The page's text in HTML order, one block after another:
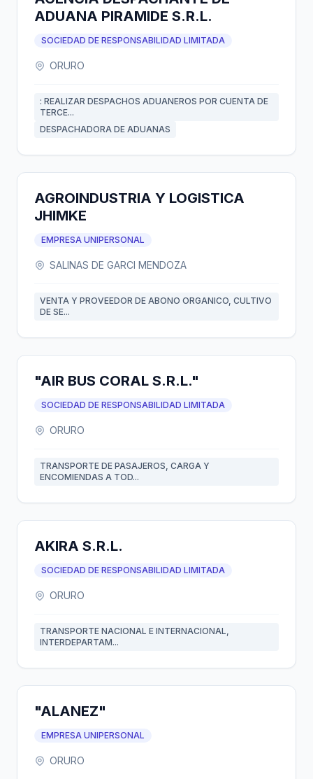
ADUANA PIRAMIDE S.R.L.
SOCIEDAD DE RESPONSABILIDAD LIMITADA
ORURO
: REALIZAR DESPACHOS ADUANEROS POR CUENTA DE
TERCE...
DESPACHADORA DE ADUANAS
AGROINDUSTRIA Y LOGISTICA
JHIMKE
EMPRESA UNIPERSONAL
SALINAS DE GARCI MENDOZA
VENTA Y PROVEEDOR DE ABONO ORGANICO, CULTIVO
DE SE...
"AIR BUS CORAL S.R.L."
SOCIEDAD DE RESPONSABILIDAD LIMITADA
ORURO
TRANSPORTE DE PASAJEROS, CARGA Y
ENCOMIENDAS A TOD...
AKIRA S.R.L.
SOCIEDAD DE RESPONSABILIDAD LIMITADA
ORURO
TRANSPORTE NACIONAL E INTERNACIONAL,
INTERDEPARTAM...
"ALANEZ"
EMPRESA UNIPERSONAL
ORURO